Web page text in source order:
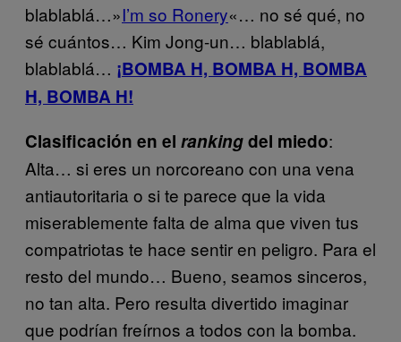
blablablá…»I’m so Ronery«… no sé qué, no
sé cuántos… Kim Jong-un… blablablá,
blablablá… ¡BOMBA H, BOMBA H, BOMBA
H, BOMBA H!
Clasificación en el rankingdel miedo:
Alta… si eres un norcoreano con una vena
antiautoritaria o si te parece que la vida
miserablemente falta de alma que viven tus
compatriotas te hace sentir en peligro. Para el
resto del mundo… Bueno, seamos sinceros,
no tan alta. Pero resulta divertido imaginar
que podrían freírnos a todos con la bomba.